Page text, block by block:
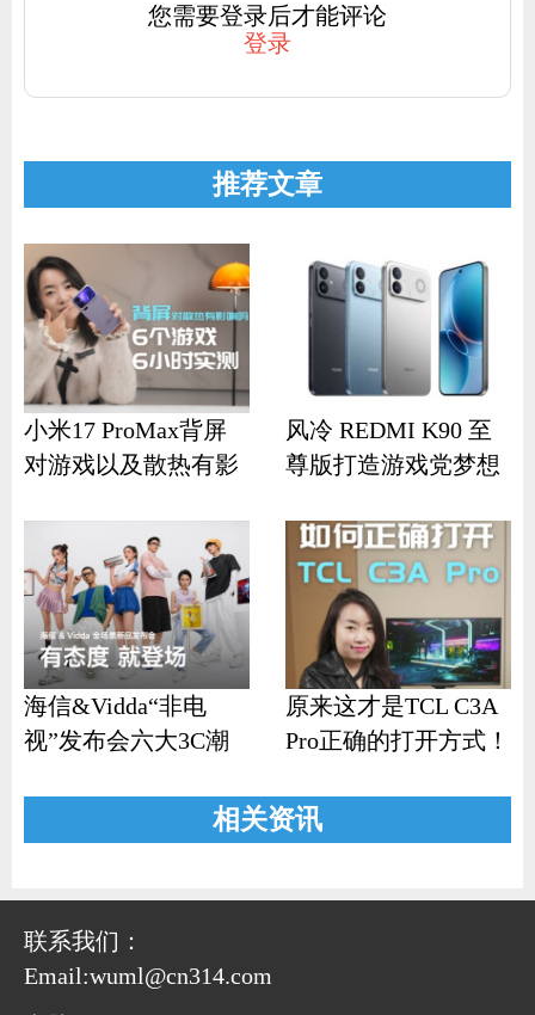
您需要登录后才能评论
登录
推荐文章
小米17 ProMax背屏
对游戏以及散热有影
风冷 REDMI K90 至
尊版打造游戏党梦想
海信&Vidda“非电
视”发布会六大3C潮
原来这才是TCL C3A
Pro正确的打开方式！
相关资讯
联系我们：
Email:wuml@cn314.com